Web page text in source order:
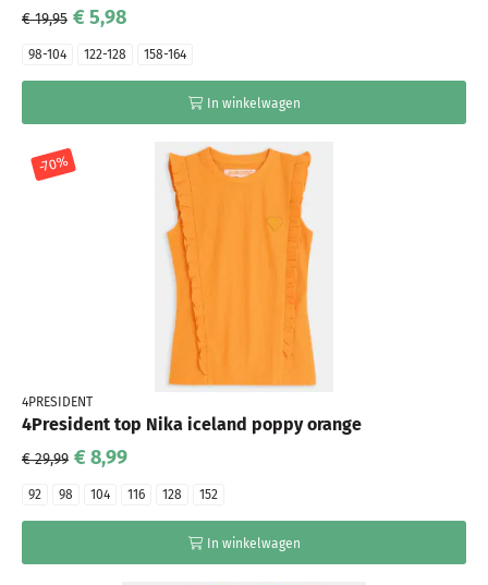
€ 19,95 € 5,98
98-104 122-128 158-164
In winkelwagen
-70%
4PRESIDENT
4President top Nika iceland poppy orange
€ 29,99 € 8,99
92 98 104 116 128 152
In winkelwagen